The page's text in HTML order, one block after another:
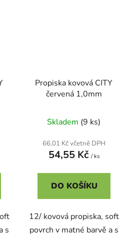
s
Propiska kovová CITY
červená 1,0mm
Skladem (9 ks)
66,01 Kč včetně DPH
54,55 Kč / ks
DO KOŠÍKU
12/ kovová propiska, soft
povrch v matné barvě a s